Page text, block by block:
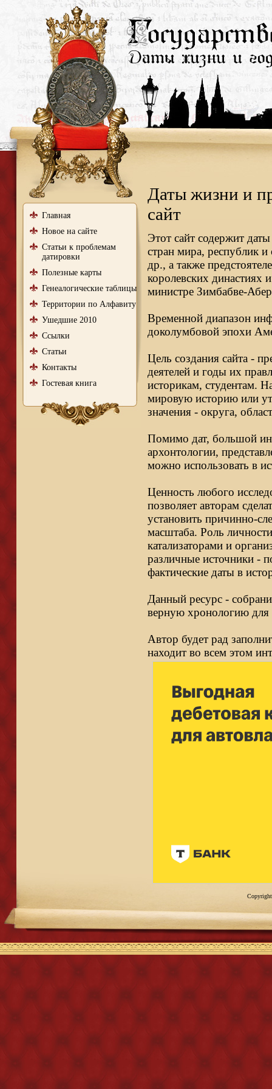
Главная
Новое на сайте
Статьи к проблемам
датировки
Полезные карты
Генеалогические таблицы
Территории по Алфавиту
Ушедшие 2010
Ссылки
Статьи
Контакты
Гостевая книга
Даты жизни и
сайт
Этот сайт содержит
стран мира, республик и
др., а также
королевских династиях
министре Зимбабве-
Временной диапазон
доколумбовой эпохи
Цель создания сайта -
деятелей и годы их
историкам, студентам.
мировую историю или
значения - округа,
Помимо дат, большой
архонтологии,
можно использовать в
Ценность любого
позволяет авторам
установить причинно-
масштаба. Роль
катализаторами и
различные источники -
фактические даты в
Данный ресурс -
верную хронологию для
Автор будет рад
находит во всем этом
Copyright